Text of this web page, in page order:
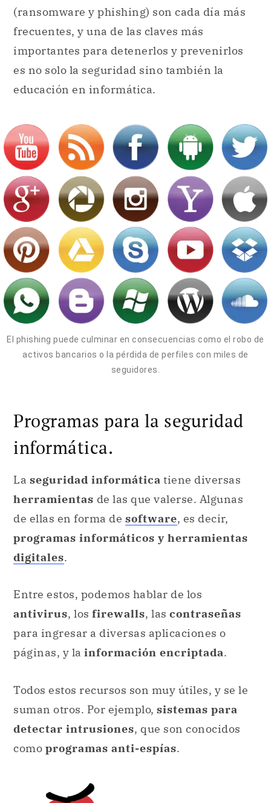
(ransomware y phishing) son cada día más
frecuentes, y una de las claves más
importantes para detenerlos y prevenirlos
es no solo la seguridad sino también la
educación en informática.
El phishing puede culminar en consecuencias como el robo de
activos bancarios o la pérdida de perfiles con miles de
seguidores.
Programas para la seguridad
informática.
La seguridad informática tiene diversas
herramientas de las que valerse. Algunas
de ellas en forma de software, es decir,
programas informáticos y herramientas
digitales.
Entre estos, podemos hablar de los
antivirus, los firewalls, las contraseñas
para ingresar a diversas aplicaciones o
páginas, y la información encriptada.
Todos estos recursos son muy útiles, y se le
suman otros. Por ejemplo, sistemas para
detectar intrusiones, que son conocidos
como programas anti-espías.